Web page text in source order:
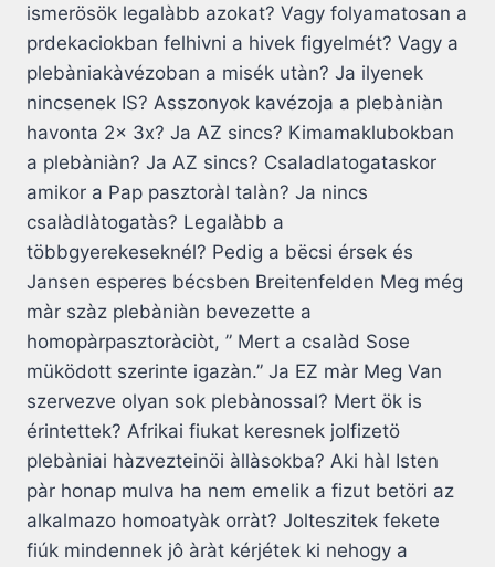
ismerösök legalàbb azokat? Vagy folyamatosan a
prdekaciokban felhivni a hivek figyelmét? Vagy a
plebàniakàvézoban a misék utàn? Ja ilyenek
nincsenek IS? Asszonyok kavézoja a plebàniàn
havonta 2x 3x? Ja AZ sincs? Kimamaklubokban
a plebàniàn? Ja AZ sincs? Csaladlatogataskor
amikor a Pap pasztoràl talàn? Ja nincs
csalàdlàtogatàs? Legalàbb a
többgyerekeseknél? Pedig a bëcsi érsek és
Jansen esperes bécsben Breitenfelden Meg még
màr szàz plebàniàn bevezette a
homopàrpasztoràciòt, ” Mert a csalàd Sose
müködott szerinte igazàn.” Ja EZ màr Meg Van
szervezve olyan sok plebànossal? Mert ök is
érintettek? Afrikai fiukat keresnek jolfizetö
plebàniai hàzvezteinöi àllàsokba? Aki hàl Isten
pàr honap mulva ha nem emelik a fizut betöri az
alkalmazo homoatyàk orràt? Jolteszitek fekete
fiúk mindennek jô àràt kérjétek ki nehogy a